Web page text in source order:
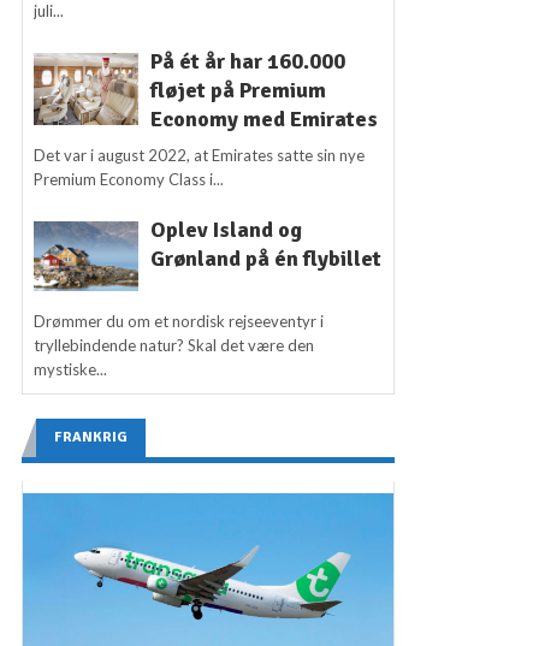
juli...
På ét år har 160.000
fløjet på Premium
Economy med Emirates
Det var i august 2022, at Emirates satte sin nye
Premium Economy Class i...
Oplev Island og
Grønland på én flybillet
Drømmer du om et nordisk rejseeventyr i
tryllebindende natur? Skal det være den
mystiske...
FRANKRIG